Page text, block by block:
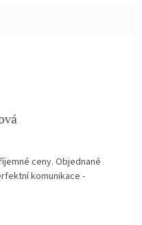
of 5 stars.
of 5 stars.
ceny. Objednané
komunikace -